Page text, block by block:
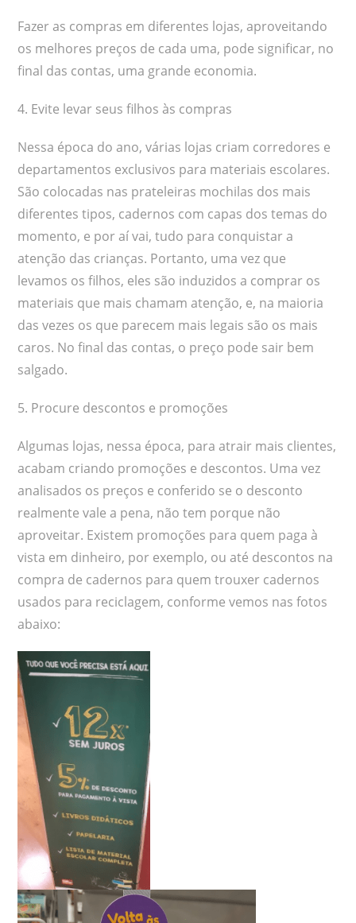
Fazer as compras em diferentes lojas, aproveitando
os melhores preços de cada uma, pode significar, no
final das contas, uma grande economia.
4. Evite levar seus filhos às compras
Nessa época do ano, várias lojas criam corredores e
departamentos exclusivos para materiais escolares.
São colocadas nas prateleiras mochilas dos mais
diferentes tipos, cadernos com capas dos temas do
momento, e por aí vai, tudo para conquistar a
atenção das crianças. Portanto, uma vez que
levamos os filhos, eles são induzidos a comprar os
materiais que mais chamam atenção, e, na maioria
das vezes os que parecem mais legais são os mais
caros. No final das contas, o preço pode sair bem
salgado.
5. Procure descontos e promoções
Algumas lojas, nessa época, para atrair mais clientes,
acabam criando promoções e descontos. Uma vez
analisados os preços e conferido se o desconto
realmente vale a pena, não tem porque não
aproveitar. Existem promoções para quem paga à
vista em dinheiro, por exemplo, ou até descontos na
compra de cadernos para quem trouxer cadernos
usados para reciclagem, conforme vemos nas fotos
abaixo: